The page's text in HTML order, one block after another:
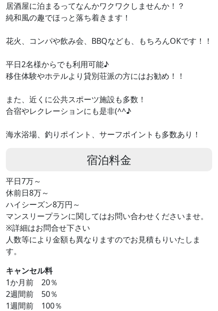
居酒屋に泊まるってなんかワクワクしませんか！？
純和風の趣でほっと落ち着きます！
花火、コンパや飲み会、BBQなども、もちろんOKです！！
平日2名様からでも利用可能♪
移住体験やホテルより貸別荘派の方にはお勧め！！
また、近くに公共スポーツ施設も多数！
合宿やレクレーションにも是非(^^♪
海水浴場、釣りポイント、サーフポイントも多数あり！
宿泊料金
平日7万～
休前日8万～
ハイシーズン8万円～
マンスリープランに関してはお問い合わせくださいませ。
※詳細はお問合せ下さい
人数等により金額も異なりますのでお見積もりいたしま
す。
キャンセル料
1か月前 20％
2週間前 50％
1週間前 100％